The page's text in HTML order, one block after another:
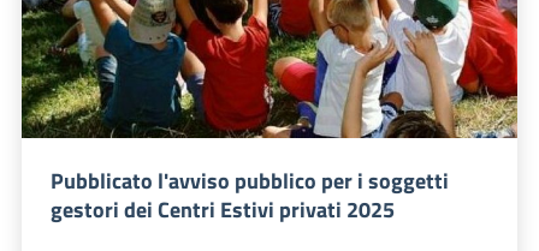
Pubblicato l'avviso pubblico per i soggetti
gestori dei Centri Estivi privati 2025